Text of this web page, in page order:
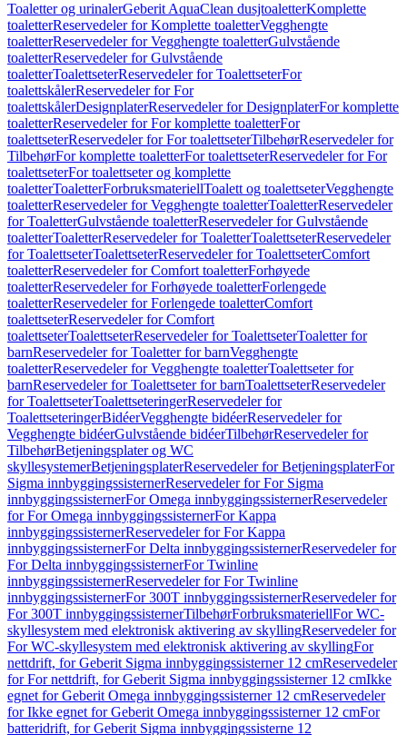
Toaletter og urinalerGeberit AquaClean dusjtoaletterKomplette
toaletterReservedeler for Komplette toaletterVegghengte
toaletterReservedeler for Vegghengte toaletterGulvstående
toaletterReservedeler for Gulvstående
toaletterToalettseterReservedeler for ToalettseterFor
toalettskålerReservedeler for For
toalettskålerDesignplaterReservedeler for DesignplaterFor komplette
toaletterReservedeler for For komplette toaletterFor
toalettseterReservedeler for For toalettseterTilbehørReservedeler for
TilbehørFor komplette toaletterFor toalettseterReservedeler for For
toalettseterFor toalettseter og komplette
toaletterToaletterForbruksmateriellToalett og toalettseterVegghengte
toaletterReservedeler for Vegghengte toaletterToaletterReservedeler
for ToaletterGulvstående toaletterReservedeler for Gulvstående
toaletterToaletterReservedeler for ToaletterToalettseterReservedeler
for ToalettseterToalettseterReservedeler for ToalettseterComfort
toaletterReservedeler for Comfort toaletterForhøyede
toaletterReservedeler for Forhøyede toaletterForlengede
toaletterReservedeler for Forlengede toaletterComfort
toalettseterReservedeler for Comfort
toalettseterToalettseterReservedeler for ToalettseterToaletter for
barnReservedeler for Toaletter for barnVegghengte
toaletterReservedeler for Vegghengte toaletterToalettseter for
barnReservedeler for Toalettseter for barnToalettseterReservedeler
for ToalettseterToalettseteringerReservedeler for
ToalettseteringerBidéerVegghengte bidéerReservedeler for
Vegghengte bidéerGulvstående bidéerTilbehørReservedeler for
TilbehørBetjeningsplater og WC
skyllesystemerBetjeningsplaterReservedeler for BetjeningsplaterFor
Sigma innbyggingssisternerReservedeler for For Sigma
innbyggingssisternerFor Omega innbyggingssisternerReservedeler
for For Omega innbyggingssisternerFor Kappa
innbyggingssisternerReservedeler for For Kappa
innbyggingssisternerFor Delta innbyggingssisternerReservedeler for
For Delta innbyggingssisternerFor Twinline
innbyggingssisternerReservedeler for For Twinline
innbyggingssisternerFor 300T innbyggingssisternerReservedeler for
For 300T innbyggingssisternerTilbehørForbruksmateriellFor WC-
skyllesystem med elektronisk aktivering av skyllingReservedeler for
For WC-skyllesystem med elektronisk aktivering av skyllingFor
nettdrift, for Geberit Sigma innbyggingssisterner 12 cmReservedeler
for For nettdrift, for Geberit Sigma innbyggingssisterner 12 cmIkke
egnet for Geberit Omega innbyggingssisterner 12 cmReservedeler
for Ikke egnet for Geberit Omega innbyggingssisterner 12 cmFor
batteridrift, for Geberit Sigma innbyggingssisterne 12